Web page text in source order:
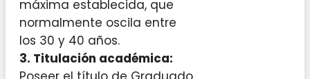
máxima establecida, que
normalmente oscila entre
los 30 y 40 años.
3. Titulación académica: